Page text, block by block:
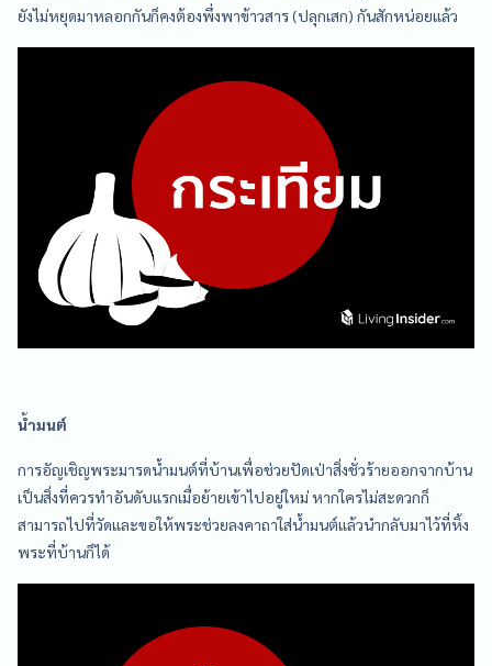
ยังไม่หยุดมาหลอกกันก็คงต้องพึ่งพาข้าวสาร (ปลุกเสก) กันสักหน่อยแล้ว
น้ำมนต์
การอัญเชิญพระมารดน้ำมนต์ที่บ้านเพื่อช่วยปัดเป่าสิ่งชั่วร้ายออกจากบ้าน
เป็นสิ่งที่ควรทำอันดับแรกเมื่อย้ายเข้าไปอยู่ใหม่ หากใครไม่สะดวกก็
สามารถไปที่วัดและขอให้พระช่วยลงคาถาใส่น้ำมนต์แล้วนำกลับมาไว้ที่หิ้ง
พระที่บ้านก็ได้